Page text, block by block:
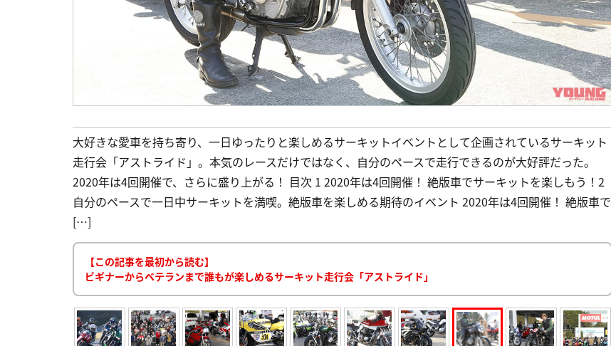
大好きな愛車を持ち寄り、一日ゆったりと楽しめるサーキットイベントとして企画されているサーキット
走行会「アストライド」。本気のレースだけではなく、自分のペースで走行できるのが大好評だった。
2020年は4回開催で、さらに盛り上がる！ 目次 1 2020年は4回開催！ 絶版車でサーキットを楽しもう！2
自分のペースで一日中サーキットを満喫。絶版車を楽しめる期待のイベント 2020年は4回開催！ 絶版車で
[…]
【この記事を最初から読む】
ビギナーからベテランまで誰もが楽しめるサーキット走行会「アストライド」